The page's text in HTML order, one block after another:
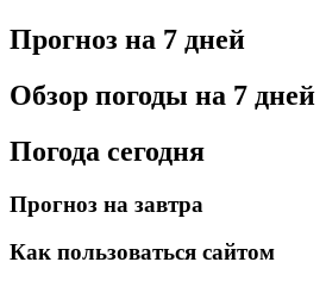
Прогноз на 7 дней
Обзор погоды на 7 дней
Погода сегодня
Прогноз на завтра
Как пользоваться сайтом